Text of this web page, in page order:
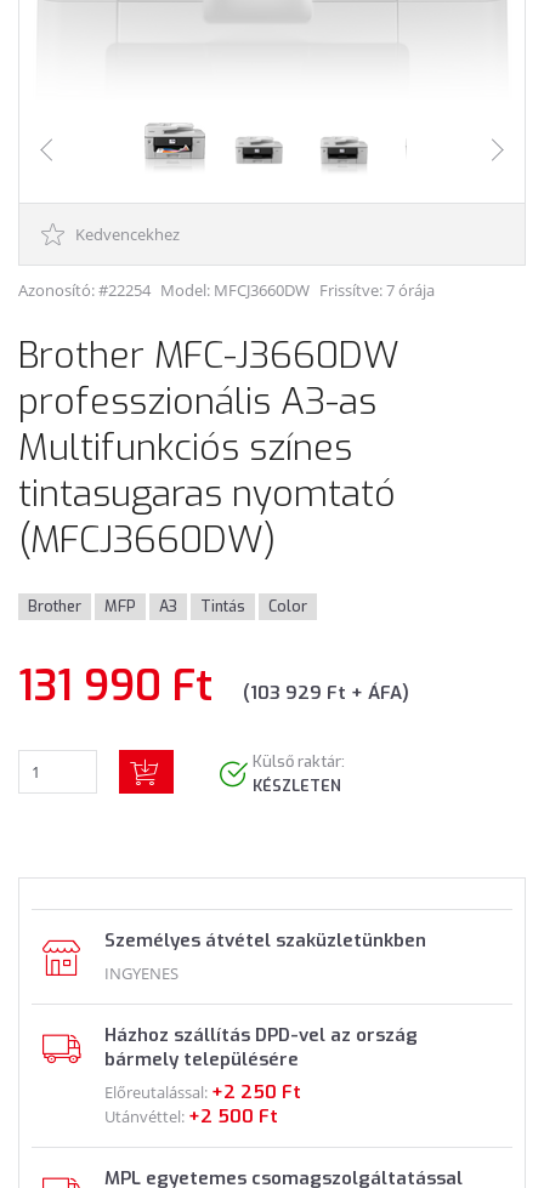
Kedvencekhez
Azonosító: #22254 Model: MFCJ3660DW Frissítve: 7 órája
Brother MFC-J3660DW
professzionális A3-as
Multifunkciós színes
tintasugaras nyomtató
(MFCJ3660DW)
Brother MFP A3 Tintás Color
131 990 Ft (103 929 Ft + ÁFA)
Külső raktár:
KÉSZLETEN
Személyes átvétel szaküzletünkben
INGYENES
Házhoz szállítás DPD-vel az ország
bármely településére
Előreutalással: +2 250 Ft
Utánvéttel: +2 500 Ft
MPL egyetemes csomagszolgáltatással